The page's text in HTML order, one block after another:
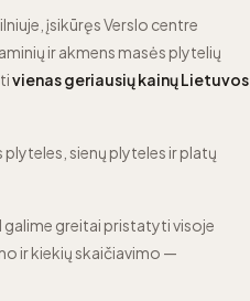
įsikūręs Verslo centre
ir akmens masės plytelių
vienas geriausių kainų Lietuvos
sienų plyteles ir platų
galime greitai pristatyti visoje
ir kiekių skaičiavimo —